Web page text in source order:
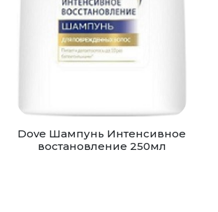
Dove Шампунь Интенсивное
востановление 250мл